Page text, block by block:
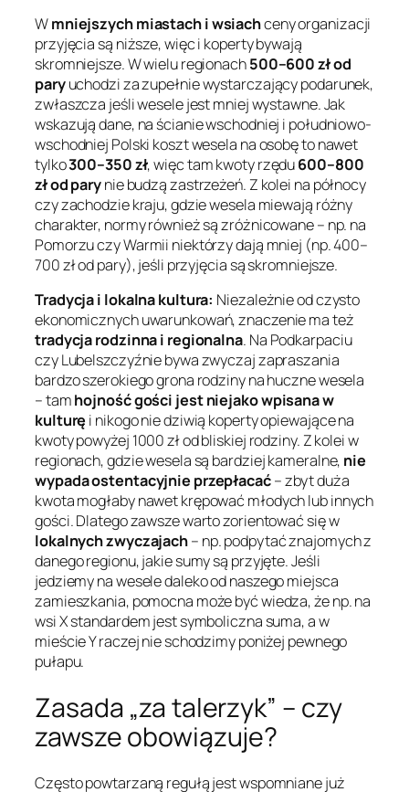
Wmniejszych miastach i wsiachceny organizacji
przyjęcia są niższe, więc i koperty bywają
skromniejsze. W wielu regionach500–600 zł od
paryuchodzi za zupełnie wystarczający podarunek,
zwłaszcza jeśli wesele jest mniej wystawne. Jak
wskazują dane, na ścianie wschodniej i południowo-
wschodniej Polski koszt wesela na osobę to nawet
tylko300–350 zł, więc tam kwoty rzędu600–800
zł od parynie budzą zastrzeżeń. Z kolei na północy
czy zachodzie kraju, gdzie wesela miewają różny
charakter, normy również są zróżnicowane – np. na
Pomorzu czy Warmii niektórzy dają mniej (np. 400–
700 zł od pary), jeśli przyjęcia są skromniejsze.
Tradycja i lokalna kultura: Niezależnie od czysto
ekonomicznych uwarunkowań, znaczenie ma też
tradycja rodzinna i regionalna. Na Podkarpaciu
czy Lubelszczyźnie bywa zwyczaj zapraszania
bardzo szerokiego grona rodziny na huczne wesela
– tamhojność gości jest niejako wpisana w
kulturę i nikogo nie dziwią koperty opiewające na
kwoty powyżej 1000 zł od bliskiej rodziny. Z kolei w
regionach, gdzie wesela są bardziej kameralne, nie
wypada ostentacyjnie przepłacać– zbyt duża
kwota mogłaby nawet krępować młodych lub innych
gości. Dlatego zawsze warto zorientować się w
lokalnych zwyczajach– np. podpytać znajomych z
danego regionu, jakie sumy są przyjęte. Jeśli
jedziemy na wesele daleko od naszego miejsca
zamieszkania, pomocna może być wiedza, żenp. na
wsi X standardem jest symboliczna suma, a w
mieście Y raczej nie schodzimy poniżej pewnego
pułapu.
Zasada „za talerzyk” – czy
zawsze obowiązuje?
Często powtarzaną regułą jest wspomniane już